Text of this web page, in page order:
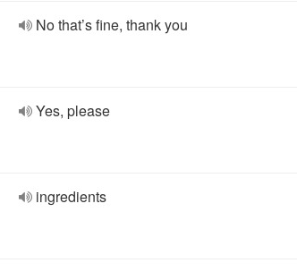
No that’s fine, thank you
Yes, please
ingredients